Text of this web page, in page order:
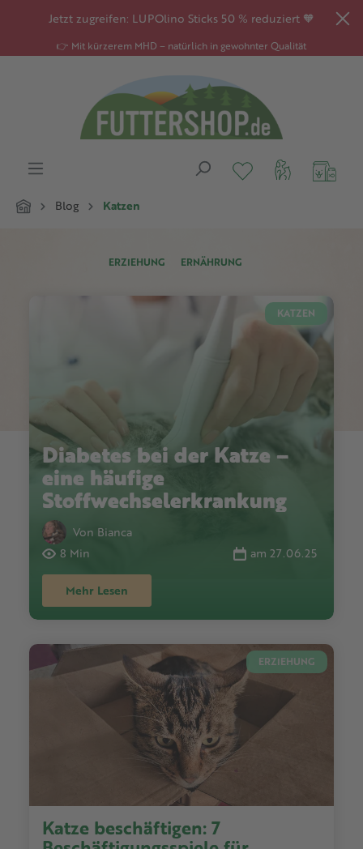
springenJetzt zugreifen: LUPOlino Sticks 50 % reduziert 🧡
👉 Mit kürzerem MHD – natürlich in gewohnter Qualität
Blog Katzen
ERZIEHUNG ERNÄHRUNG
KATZEN
Diabetes bei der Katze –
eine häufige
Stoffwechselerkrankung
Mehr Lesen
Von Bianca
8 Min
am 27.06.25
ERZIEHUNG
Katze beschäftigen: 7